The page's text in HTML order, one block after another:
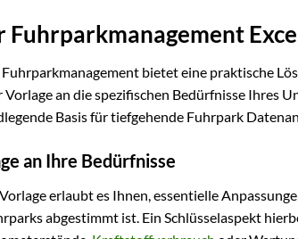
Fuhrparkmanagement bietet eine praktische
an die spezifischen Bedürfnisse Ihres
Basis für tiefgehende Fuhrpark
an Ihre Bedürfnisse
erlaubt es Ihnen, essentielle
abgestimmt ist. Ein Schlüsselaspekt